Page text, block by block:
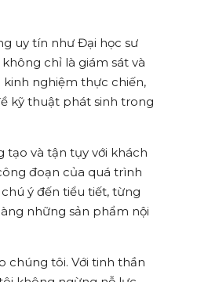
uy tín như Đại học sư
chỉ là giám sát và
kinh nghiệm thực chiến,
kỹ thuật phát sinh trong
tạo và tận tụy với khách
đoạn của quá trình
ý đến tiểu tiết, từng
những sản phẩm nội
chúng tôi. Với tinh thần